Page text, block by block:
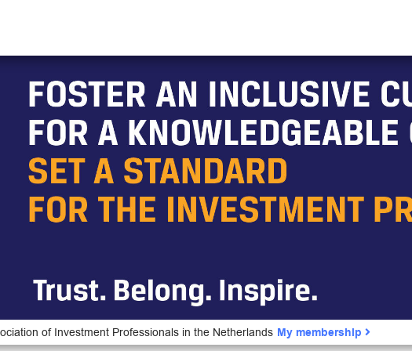
of Investment Professionals in the Netherlands My membership